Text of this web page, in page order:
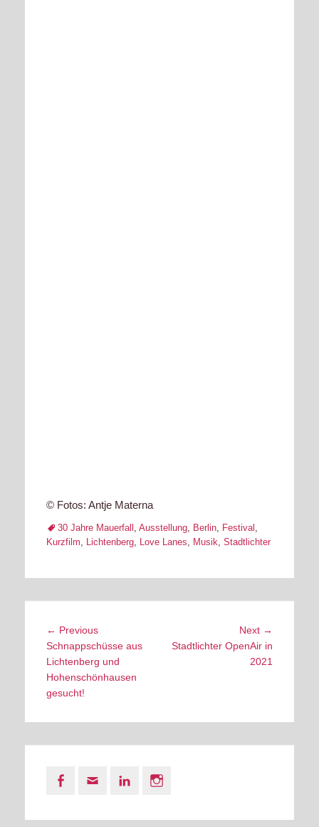
© Fotos: Antje Materna
Tags30 Jahre Mauerfall , Ausstellung, Berlin, Festival ,
Kurzfilm, Lichtenberg, Love Lanes, Musik, Stadtlichter
Post
navigation
← PreviousPrevious
post:
Schnappschüsse aus
Lichtenberg und
Hohenschönhausen
gesucht!
Next →
Stadtlichter OpenAir in
2021
Facebook
Email LinkedIn